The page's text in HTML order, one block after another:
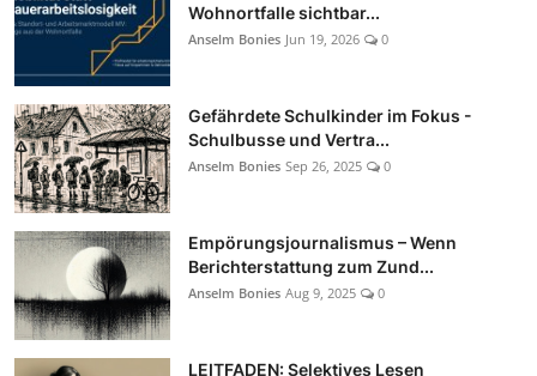
Wohnortfalle sichtbar...
Anselm Bonies Jun 19, 2026 0
Gefährdete Schulkinder im Fokus -
Schulbusse und Vertra...
Anselm Bonies Sep 26, 2025 0
Empörungsjournalismus – Wenn
Berichterstattung zum Zund...
Anselm Bonies Aug 9, 2025 0
LEITFADEN: Selektives Lesen